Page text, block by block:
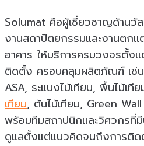
Solumat คือผู้เชี่ยวชาญด้านวั
งานสถาปัตยกรรมและงานตก
อาคาร ให้บริการครบวงจรตั้ง
ติดตั้ง ครอบคลุมผลิตภัณฑ์ เช่น
ASA, ระแนงไม้เทียม, พื้นไม้เที
เทียม, ต้นไม้เทียม, Green Wall
พร้อมทีมสถาปนิกและวิศวกรที่
ดูแลตั้งแต่แนวคิดจนถึงการติ